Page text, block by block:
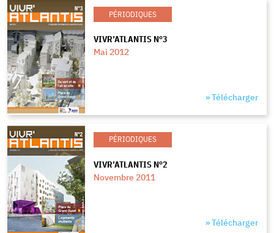
PÉRIODIQUES
VIVR’ATLANTIS N°3
Mai 2012
» Télécharger
PÉRIODIQUES
VIVR’ATLANTIS N°2
Novembre 2011
» Télécharger